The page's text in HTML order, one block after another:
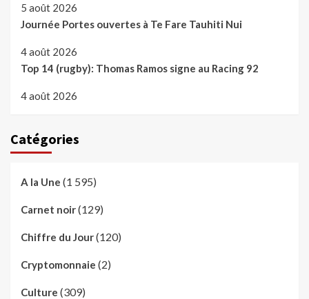
5 août 2026
Journée Portes ouvertes à Te Fare Tauhiti Nui
4 août 2026
Top 14 (rugby): Thomas Ramos signe au Racing 92
4 août 2026
Catégories
A la Une (1 595)
Carnet noir(129)
Chiffre du Jour(120)
Cryptomonnaie (2)
Culture (309)